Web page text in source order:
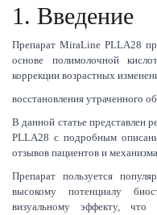
1. Введение
Препарат MiraLine PLLA28
основе полимолочной
коррекции возрастных
восстановления утраченного
В данной статье представлен
PLLA28 с подробным
отзывов пациентов и
Препарат пользуется
высокому потенциалу
визуальному эффекту, что